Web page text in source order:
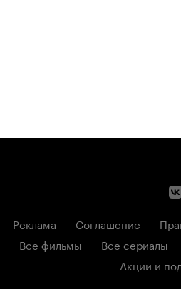
Реклама Соглашение
Все фильмы
Все сериалы
Акции и